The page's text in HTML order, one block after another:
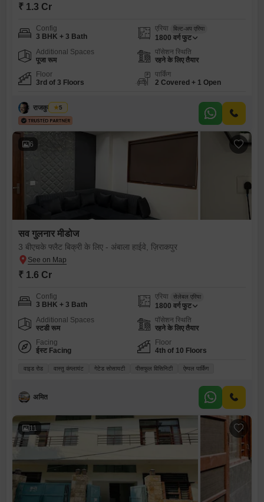
₹ 1.3 Cr
Config
3 BHK + 3 Bath
एरिया बिल्ट-अप एरिया
1800 वर्ग फुट
Additional Spaces
पूजा रूम
पॉसेशन स्थिति
रहने के लिए तैयार
Floor
3rd of 3 Floors
पार्किंग
2 Covered + 1 Open
राजकुमार शर्मा
5
6
सव गुलनार मीडोज
3 बीएचके फ्लैट बिक्री के लिए - अंबाला हाईवे, ज़िराकपुर
₹ 1.6 Cr
Config
3 BHK + 3 Bath
एरिया सेलेबल एरिया
1800 वर्ग फुट
Additional Spaces
स्टडी रूम
पॉसेशन स्थिति
रहने के लिए तैयार
Facing
ईस्ट Facing
Floor
4th of 10 Floors
वाइड रोड वास्तु कंप्लायंट गेटेड सोसायटी पीसफुल विसिनिटी ऐम्पल पार्किंग
अमित
11